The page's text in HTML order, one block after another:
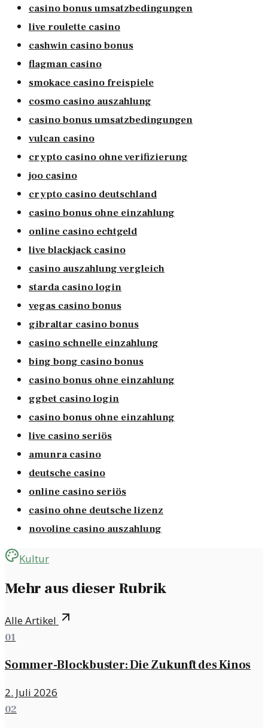
casino bonus umsatzbedingungen
live roulette casino
cashwin casino bonus
flagman casino
smokace casino freispiele
cosmo casino auszahlung
casino bonus umsatzbedingungen
vulcan casino
crypto casino ohne verifizierung
joo casino
crypto casino deutschland
casino bonus ohne einzahlung
online casino echtgeld
live blackjack casino
casino auszahlung vergleich
starda casino login
vegas casino bonus
gibraltar casino bonus
casino schnelle einzahlung
bing bong casino bonus
casino bonus ohne einzahlung
ggbet casino login
casino bonus ohne einzahlung
live casino seriös
amunra casino
deutsche casino
online casino seriös
casino ohne deutsche lizenz
novoline casino auszahlung
Kultur
Mehr aus dieser Rubrik
Alle Artikel
01
Sommer-Blockbuster: Die Zukunft des Kinos
2. Juli 2026
02